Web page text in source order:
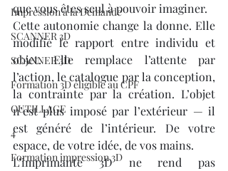
Impression à la Demande
SCANNER 3D
SCANNER 3D
Formation 3D éligible au CPF
OUTILLAGE
4
Formation impression 3D
que vous êtes seul à pouvoir imaginer.
Cette autonomie change la donne. Elle
modifie le rapport entre individu et
objet. Elle remplace l’attente par
l’action, le catalogue par la conception,
la contrainte par la création. L’objet
n’est plus imposé par l’extérieur — il
est généré de l’intérieur. De votre
espace, de votre idée, de vos mains.
L’imprimante 3D ne rend pas